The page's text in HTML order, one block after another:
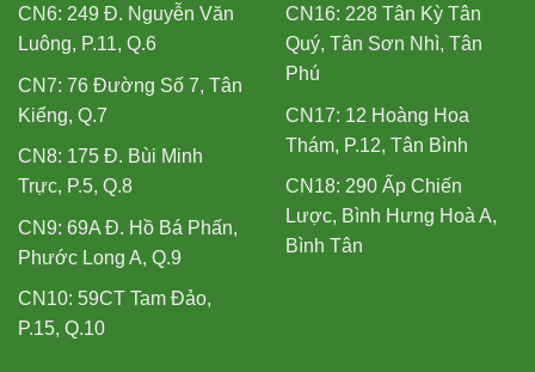
CN6: 249 Đ. Nguyễn Văn
Luông, P.11, Q.6
CN7: 76 Đường Số 7, Tân
Kiểng, Q.7
CN8: 175 Đ. Bùi Minh
Trực, P.5, Q.8
CN9: 69A Đ. Hồ Bá Phấn,
Phước Long A, Q.9
CN10: 59CT Tam Đảo,
P.15, Q.10
CN16: 228 Tân Kỳ Tân
Quý, Tân Sơn Nhì, Tân
Phú
CN17: 12 Hoàng Hoa
Thám, P.12, Tân Bình
CN18: 290 Ấp Chiến
Lược, Bình Hưng Hoà A,
Bình Tân